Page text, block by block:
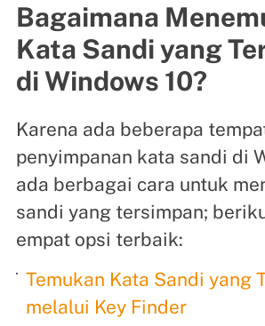
Bagaimana
Kata Sandi yang
di Windows 10?
Karena ada beberapa
penyimpanan kata sandi di
ada berbagai cara untuk
sandi yang tersimpan;
empat opsi terbaik:
Temukan Kata Sandi yang
melalui Key Finder